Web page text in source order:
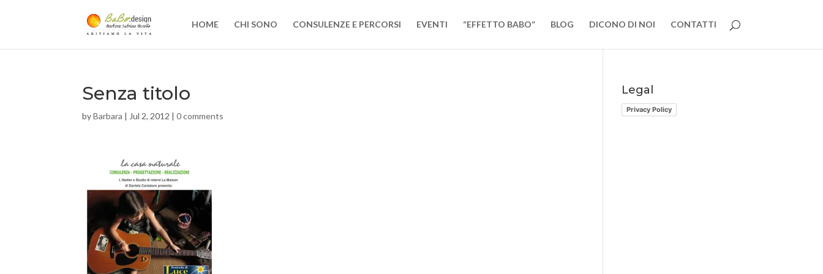
HOME CHI SONO CONSULENZE E PERCORSI EVENTI “EFFETTO BABO” BLOG DICONO DI NOI CONTATTI
Senza titolo
byBarbara | Jul 2, 2012 |0 comments
Legal
Privacy Policy